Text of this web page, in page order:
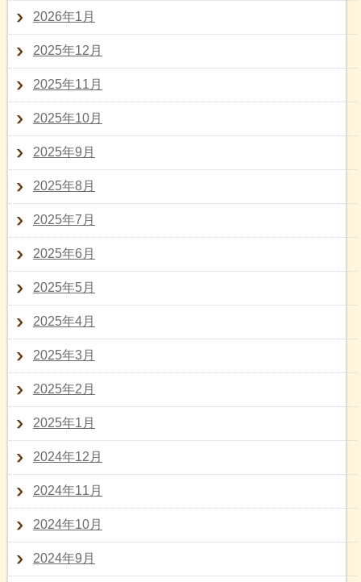
2026年1月
2025年12月
2025年11月
2025年10月
2025年9月
2025年8月
2025年7月
2025年6月
2025年5月
2025年4月
2025年3月
2025年2月
2025年1月
2024年12月
2024年11月
2024年10月
2024年9月